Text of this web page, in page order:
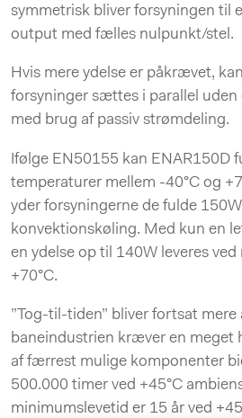
symmetrisk bliver forsyningen til
output med fælles nulpunkt/stel.
Hvis mere ydelse er påkrævet,
forsyninger sættes i parallel
med brug af passiv strømdeling.
Ifølge EN50155 kan ENAR150D
temperaturer mellem -40°C og
yder forsyningerne de fulde
konvektionskøling. Med kun en
en ydelse op til 140W leveres ved
+70°C.
”Tog-til-tiden” bliver fortsat mere
baneindustrien kræver en meget
af færrest mulige komponenter
500.000 timer ved +45°C
minimumslevetid er 15 år ved